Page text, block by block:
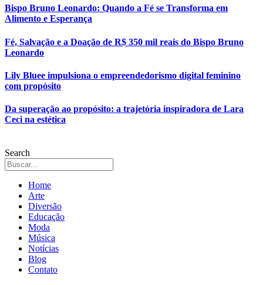
Bispo Bruno Leonardo: Quando a Fé se Transforma em
Alimento e Esperança
Fé, Salvação e a Doação de R$ 350 mil reais do Bispo Bruno
Leonardo
Lily Bluee impulsiona o empreendedorismo digital feminino
com propósito
Da superação ao propósito: a trajetória inspiradora de Lara
Ceci na estética
Search
Home
Arte
Diversão
Educação
Moda
Música
Notícias
Blog
Contato